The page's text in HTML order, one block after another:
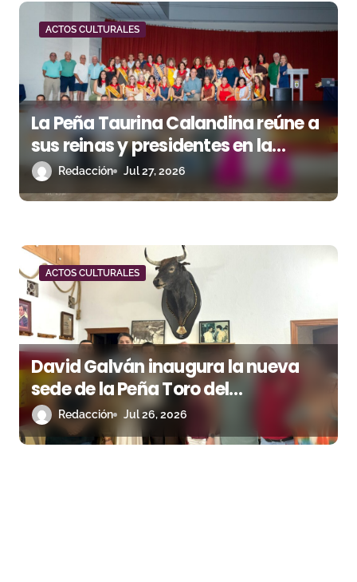
s
ACTOS CULTURALES
La Peña Taurina Calandina reúne a
sus reinas y presidentes en la
celebración de su 50.º aniversario
Redacción Jul 27, 2026
ACTOS CULTURALES
David Galván inaugura la nueva
sede de la Peña Toro del
Aguardiente de San Roque
Redacción Jul 26, 2026